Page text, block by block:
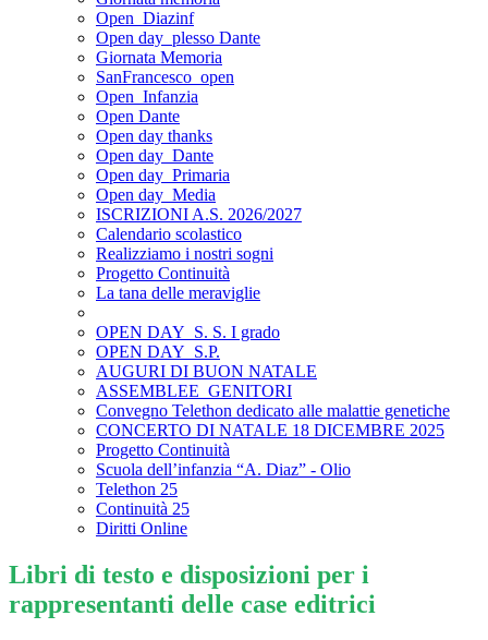
Open_Diazinf
Open day_plesso Dante
Giornata Memoria
SanFrancesco_open
Open_Infanzia
Open Dante
Open day thanks
Open day_Dante
Open day_Primaria
Open day_Media
ISCRIZIONI A.S. 2026/2027
Calendario scolastico
Realizziamo i nostri sogni
Progetto Continuità
La tana delle meraviglie
OPEN DAY_S. S. I grado
OPEN DAY_S.P.
AUGURI DI BUON NATALE
ASSEMBLEE_GENITORI
Convegno Telethon dedicato alle malattie genetiche
CONCERTO DI NATALE 18 DICEMBRE 2025
Progetto Continuità
Scuola dell’infanzia “A. Diaz” - Olio
Telethon 25
Continuità 25
Diritti Online
Libri di testo e disposizioni per i
rappresentanti delle case editrici